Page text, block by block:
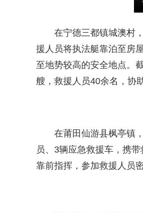
在宁德三都镇城澳村
援人员将执法艇靠泊至房
至地势较高的安全地点。
艘，救援人员40余名，协
在莆田仙游县枫亭镇
员、3辆应急救援车，携
靠前指挥，参加救援人员